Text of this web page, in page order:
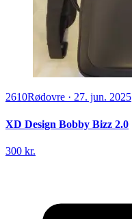
2610Rødovre · 27. jun. 2025
XD Design Bobby Bizz 2.0
300 kr.